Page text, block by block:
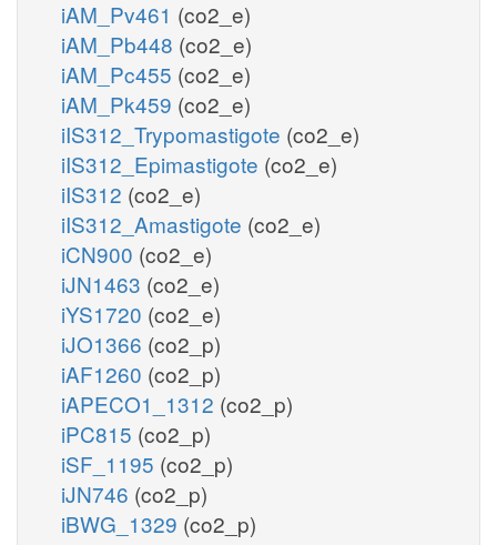
iAM_Pv461 (co2_e)
iAM_Pb448 (co2_e)
iAM_Pc455 (co2_e)
iAM_Pk459 (co2_e)
iIS312_Trypomastigote (co2_e)
iIS312_Epimastigote (co2_e)
iIS312 (co2_e)
iIS312_Amastigote (co2_e)
iCN900 (co2_e)
iJN1463 (co2_e)
iYS1720 (co2_e)
iJO1366 (co2_p)
iAF1260 (co2_p)
iAPECO1_1312 (co2_p)
iPC815 (co2_p)
iSF_1195 (co2_p)
iJN746 (co2_p)
iBWG_1329 (co2_p)